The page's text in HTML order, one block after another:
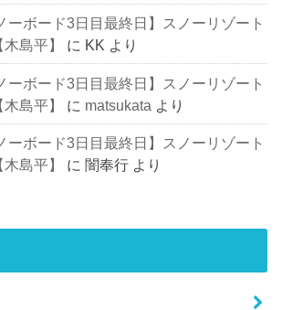
ーボード3日目最終日】スノーリゾート
島平】
に KK より
ーボード3日目最終日】スノーリゾート
島平】
に matsukata より
ーボード3日目最終日】スノーリゾート
島平】
に闇奉行 より